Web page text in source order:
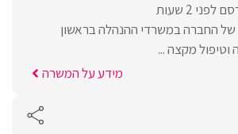
לפני 2 שעות
של החברה במשרדי ההנהלה בראשון
וטיפול מקצה ...
מידע על המשרה